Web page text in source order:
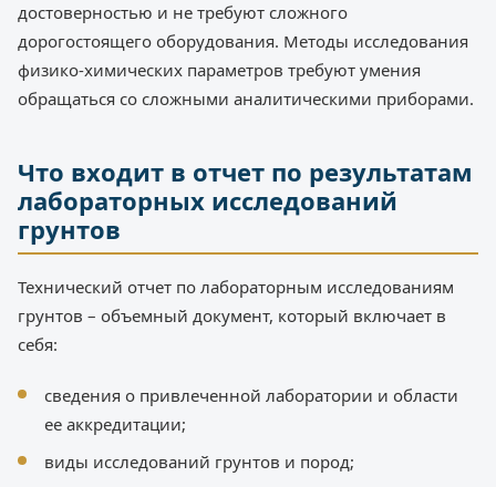
достоверностью и не требуют сложного
дорогостоящего оборудования. Методы исследования
физико-химических параметров требуют умения
обращаться со сложными аналитическими приборами.
Что входит в отчет по результатам
лабораторных исследований
грунтов
Технический отчет по лабораторным исследованиям
грунтов – объемный документ, который включает в
себя:
сведения о привлеченной лаборатории и области
ее аккредитации;
виды исследований грунтов и пород;